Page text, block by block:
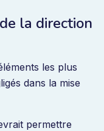
la direction
les plus
dans la mise
permettre